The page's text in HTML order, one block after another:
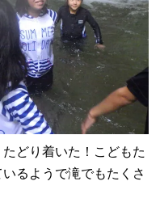
どり着いた！こどもた
るようで滝でもたくさ